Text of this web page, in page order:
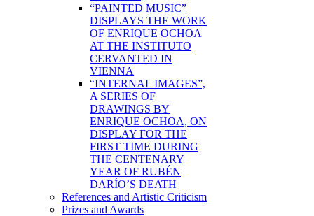
“PAINTED MUSIC”
DISPLAYS THE WORK
OF ENRIQUE OCHOA
AT THE INSTITUTO
CERVANTED IN
VIENNA
“INTERNAL IMAGES”,
A SERIES OF
DRAWINGS BY
ENRIQUE OCHOA, ON
DISPLAY FOR THE
FIRST TIME DURING
THE CENTENARY
YEAR OF RUBÉN
DARÍO’S DEATH
References and Artistic Criticism
Prizes and Awards